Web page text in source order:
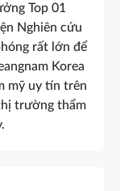
Top 01
Nghiên cứu
rất lớn để
Korea
mỹ uy tín trên
trường thẩm